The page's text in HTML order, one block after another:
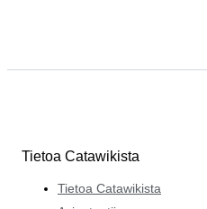
Tietoa Catawikista
Tietoa Catawikista